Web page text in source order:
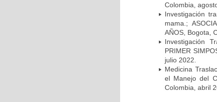
Colombia,
Investigación
mama.;
AÑOS, Bogota,
Investigación
PRIMER
julio 2022.
Medicina
el Manejo del
Colombia, abril